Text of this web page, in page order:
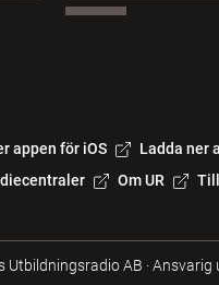
appen för iOS Ladda ner
Om UR
Utbildningsradio AB ·Ansvarig